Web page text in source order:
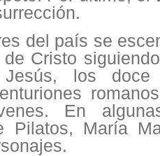
del país se
Cristo
los doce
En algunas
Pilatos, María